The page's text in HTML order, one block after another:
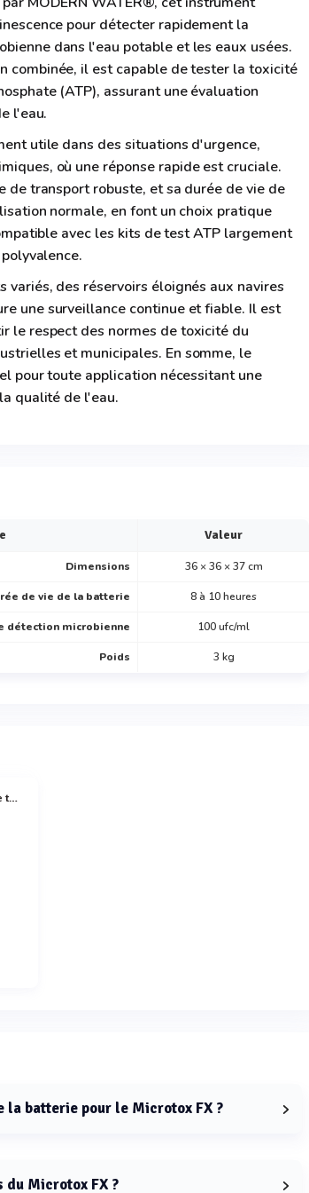
pour détecter rapidement la
dans l'eau potable et les eaux usées.
combinée, il est capable de tester la toxicité
(ATP), assurant une évaluation
l'eau.
utile dans des situations d'urgence,
où une réponse rapide est cruciale.
de transport robuste, et sa durée de vie de
normale, en font un choix pratique
avec les kits de test ATP largement
variés, des réservoirs éloignés aux navires
une surveillance continue et fiable. Il est
le respect des normes de toxicité du
et municipales. En somme, le
pour toute application nécessitant une
qualité de l'eau.
Valeur
Dimensions 36 × 36 × 37 cm
de vie de la batterie 8 à 10 heures
détection microbienne 100 ufc/ml
Poids 3 kg
catalogue environnement sur les tests de toxicité et produits Microtox et MicroBioTests
la batterie pour le Microtox FX ?
Microtox FX ?